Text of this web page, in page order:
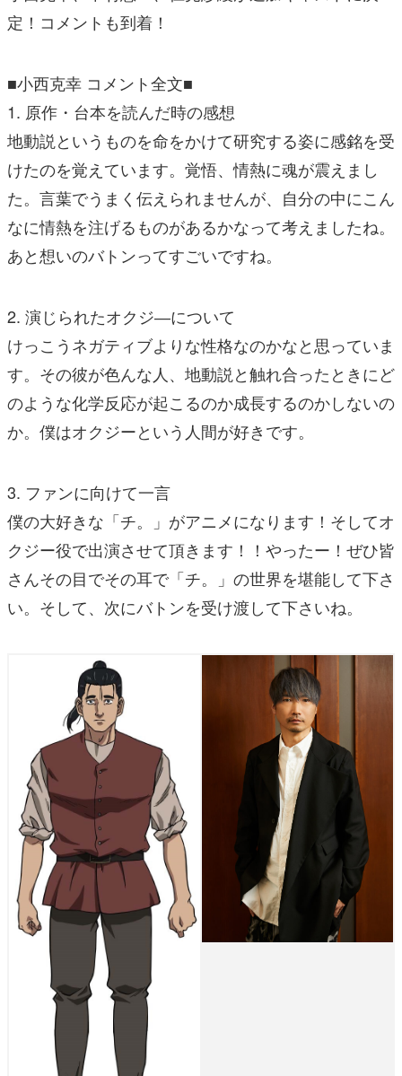
定！コメントも到着！
■小西克幸 コメント全文■
1. 原作・台本を読んだ時の感想
地動説というものを命をかけて研究する姿に感銘を受
けたのを覚えています。覚悟、情熱に魂が震えまし
た。言葉でうまく伝えられませんが、自分の中にこん
なに情熱を注げるものがあるかなって考えましたね。
あと想いのバトンってすごいですね。
2. 演じられたオクジ―について
けっこうネガティブよりな性格なのかなと思っていま
す。その彼が色んな人、地動説と触れ合ったときにど
のような化学反応が起こるのか成長するのかしないの
か。僕はオクジーという人間が好きです。
3. ファンに向けて一言
僕の大好きな「チ。」がアニメになります！そしてオ
クジー役で出演させて頂きます！！やったー！ぜひ皆
さんその目でその耳で「チ。」の世界を堪能して下さ
い。そして、次にバトンを受け渡して下さいね。